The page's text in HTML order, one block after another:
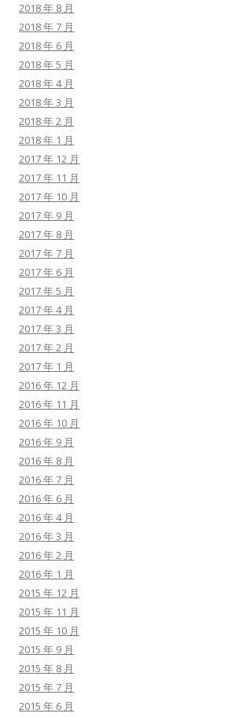
2018 年 8 月
2018 年 7 月
2018 年 6 月
2018 年 5 月
2018 年 4 月
2018 年 3 月
2018 年 2 月
2018 年 1 月
2017 年 12 月
2017 年 11 月
2017 年 10 月
2017 年 9 月
2017 年 8 月
2017 年 7 月
2017 年 6 月
2017 年 5 月
2017 年 4 月
2017 年 3 月
2017 年 2 月
2017 年 1 月
2016 年 12 月
2016 年 11 月
2016 年 10 月
2016 年 9 月
2016 年 8 月
2016 年 7 月
2016 年 6 月
2016 年 4 月
2016 年 3 月
2016 年 2 月
2016 年 1 月
2015 年 12 月
2015 年 11 月
2015 年 10 月
2015 年 9 月
2015 年 8 月
2015 年 7 月
2015 年 6 月